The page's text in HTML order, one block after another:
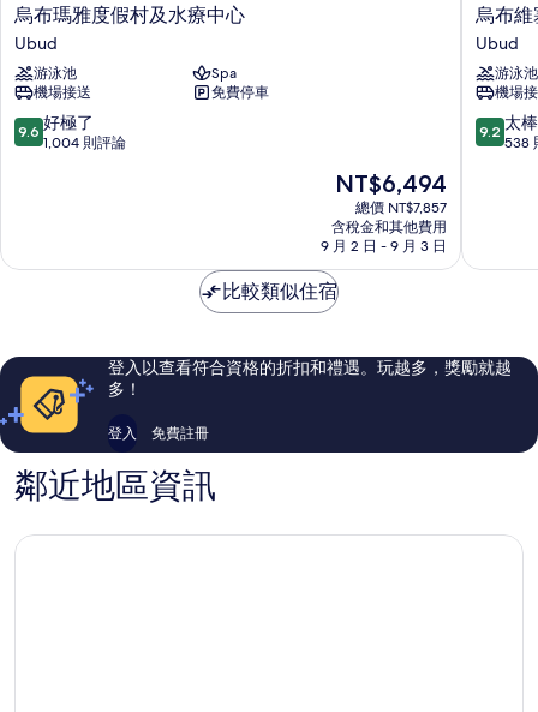
烏
布
瑪
雅
度
假
村
Ubud
烏布瑪雅度假村及水療中心
Ubud
游泳池
Spa
機場接送
免費停車
9.6
分，
極
評
論
9.6 好極了
1,004 則評論
現
價
格
為
NT$6,494
NT$6,494
總價 NT$7,857
含稅金和其他費用
9 月 2 日 - 9 月 3 日
烏
布
維
塞
薩
度
假
烏布維
Ubud
游泳池
機場
9.2
分，
棒
評
論
9.2 太
538
比較類似住宿
登入以查看符合資格的折扣和禮遇。玩越多，獎勵就越
多！
登入 免費註冊
鄰近地區資訊